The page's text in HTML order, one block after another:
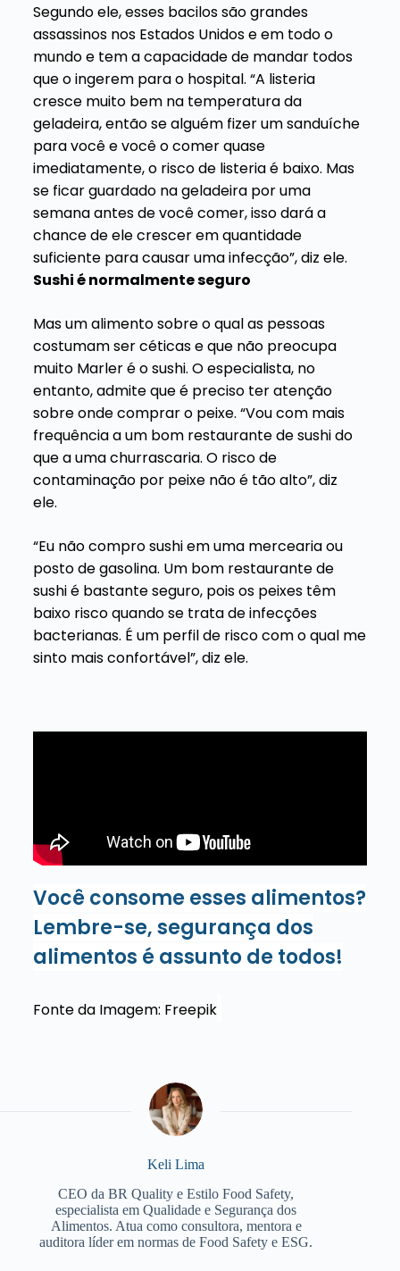
Segundo ele, esses bacilos são grandes
assassinos nos Estados Unidos e em todo o
mundo e tem a capacidade de mandar todos
que o ingerem para o hospital. “A listeria
cresce muito bem na temperatura da
geladeira, então se alguém fizer um sanduíche
para você e você o comer quase
imediatamente, o risco de listeria é baixo. Mas
se ficar guardado na geladeira por uma
semana antes de você comer, isso dará a
chance de ele crescer em quantidade
suficiente para causar uma infecção”, diz ele.
Sushi é normalmente seguro
Mas um alimento sobre o qual as pessoas
costumam ser céticas e que não preocupa
muito Marler é o sushi. O especialista, no
entanto, admite que é preciso ter atenção
sobre onde comprar o peixe. “Vou com mais
frequência a um bom restaurante de sushi do
que a uma churrascaria. O risco de
contaminação por peixe não é tão alto”, diz
ele.
“Eu não compro sushi em uma mercearia ou
posto de gasolina. Um bom restaurante de
sushi é bastante seguro, pois os peixes têm
baixo risco quando se trata de infecções
bacterianas. É um perfil de risco com o qual me
sinto mais confortável”, diz ele.
Você consome esses alimentos?
Lembre-se, segurança dos
alimentos é assunto de todos!
Fonte da Imagem: Freepik
Keli Lima
CEO da BR Quality e Estilo Food Safety,
especialista em Qualidade e Segurança dos
Alimentos. Atua como consultora, mentora e
auditora líder em normas de Food Safety e ESG.